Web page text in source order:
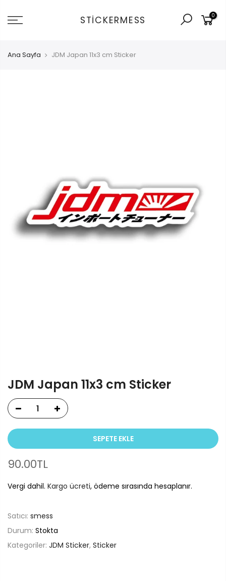
git
STICKERMESS 0
Ana Sayfa JDM Japan 11x3 cm Sticker
JDM Japan 11x3 cm Sticker
SEPETE EKLE
90.00TL
Vergi dahil. Kargo ücreti, ödeme sırasında hesaplanır.
Satıcı: smess
Durum: Stokta
Kategoriler: JDM Sticker, Sticker